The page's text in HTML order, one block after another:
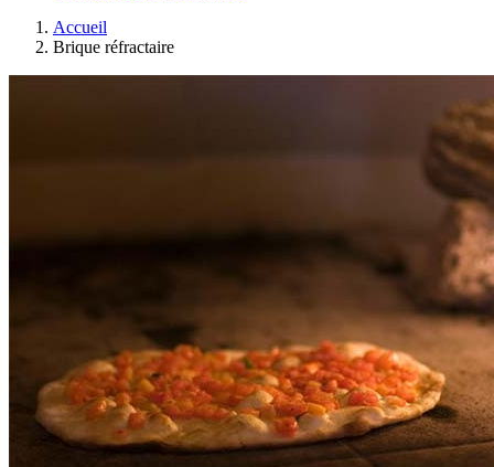
Accueil
Brique réfractaire